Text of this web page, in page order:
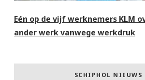
Eén op de vijf werknemers KLM
ander werk vanwege werkdruk
SCHIPHOL NIEUWS